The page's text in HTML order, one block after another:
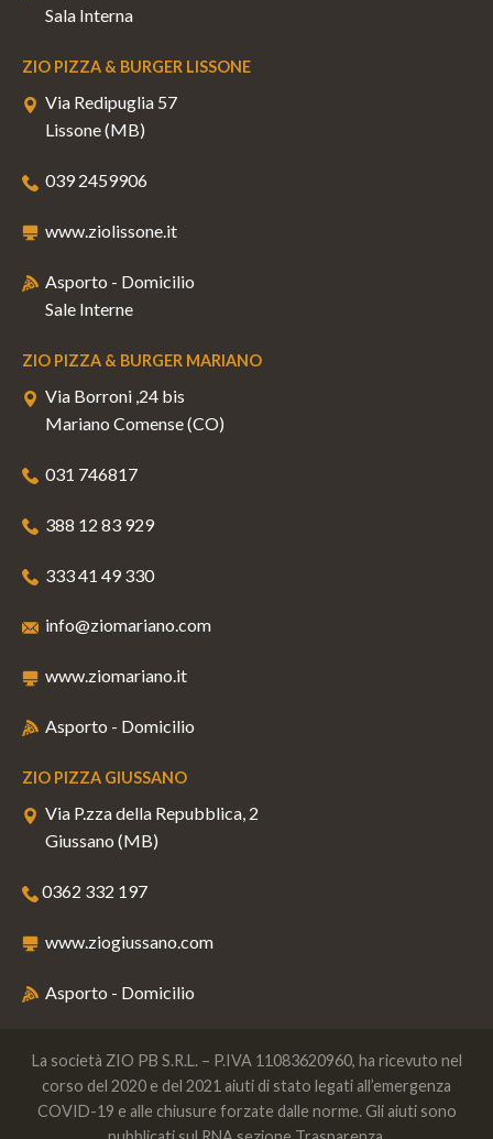
Sala Interna
ZIO PIZZA & BURGER LISSONE
Via Redipuglia 57
Lissone (MB)
039 2459906
www.ziolissone.it
Asporto - Domicilio
Sale Interne
ZIO PIZZA & BURGER MARIANO
Via Borroni ,24 bis
Mariano Comense (CO)
031 746817
388 12 83 929
333 41 49 330
info@ziomariano.com
www.ziomariano.it
Asporto - Domicilio
ZIO PIZZA GIUSSANO
Via P.zza della Repubblica, 2
Giussano (MB)
0362 332 197
www.ziogiussano.com
Asporto - Domicilio
La società ZIO PB S.R.L. – P.IVA 11083620960, ha ricevuto nel
corso del 2020 e del 2021 aiuti di stato legati all’emergenza
COVID-19 e alle chiusure forzate dalle norme. Gli aiuti sono